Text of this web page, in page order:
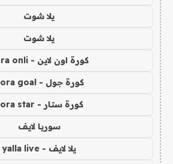
يلا شوت
يلا شوت
كورة اون لاين - kora onli
كورة جول - kora goal
كورة ستار - kora star
سوريا لايف
يلا لايف - yalla live